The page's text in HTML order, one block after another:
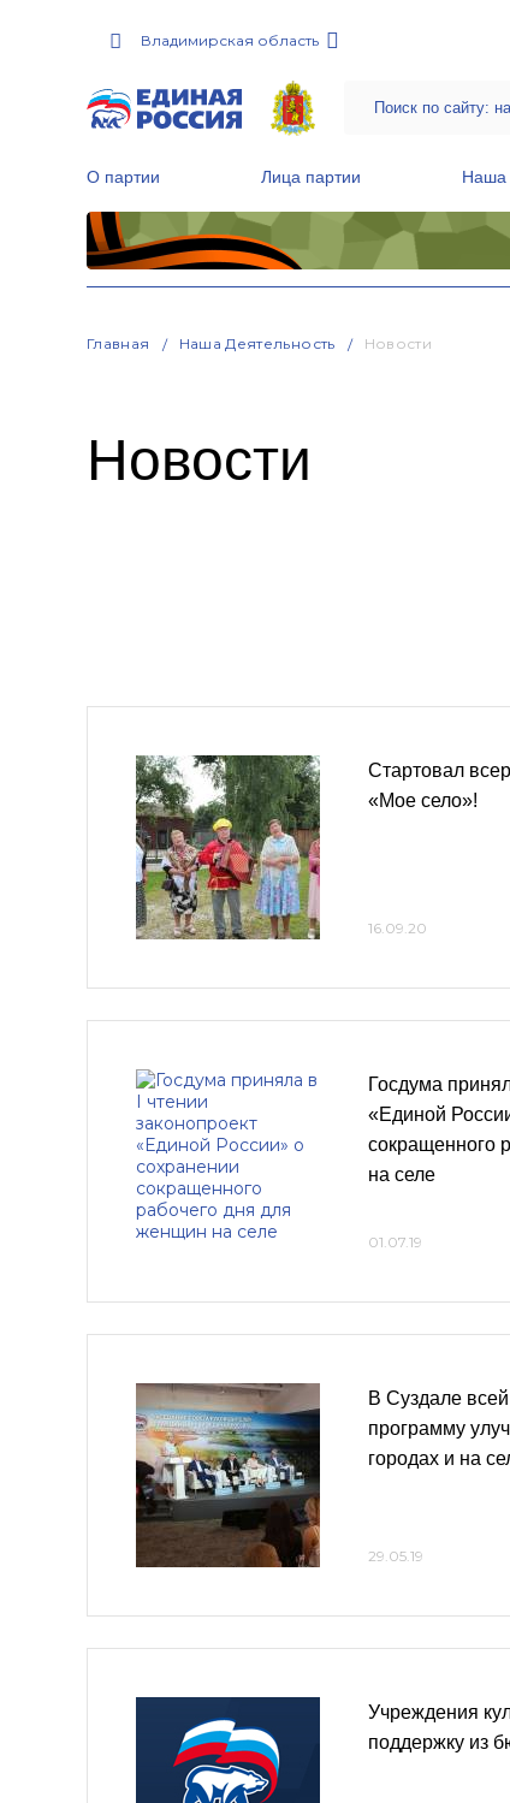
Владимирская область
О партии Лица партии Наша
Главная Наша Деятельность Новости
Новости
Стартовал
«Мое село»!
16.09.20
Госдума
«Единой
сокращенного
на селе
01.07.19
В Суздале
программу
городах и на
29.05.19
Учреждения
поддержку из